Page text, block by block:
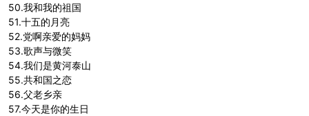
50.我和我的祖国
51.十五的月亮
52.党啊亲爱的妈妈
53.歌声与微笑
54.我们是黄河泰山
55.共和国之恋
56.父老乡亲
57.今天是你的生日